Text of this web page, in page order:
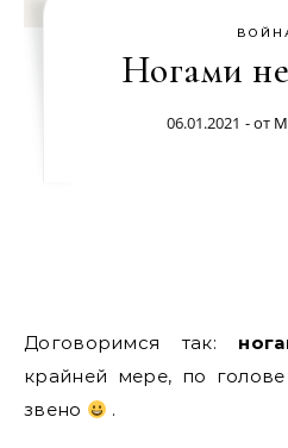
Ногами
06.01.2021 - от
Договоримся так:
крайней мере, по
звено
.